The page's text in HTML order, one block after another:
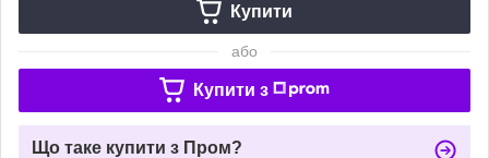
Купити
або
Купити з
Що таке купити з Пром?